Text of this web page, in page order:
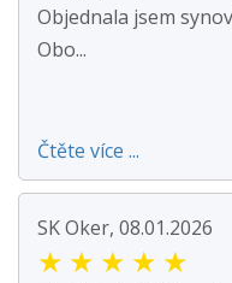
Objednala jsem
Obo...
Čtěte více ...
SK Oker, 08.01.2026
★ ★ ★ ★ ★